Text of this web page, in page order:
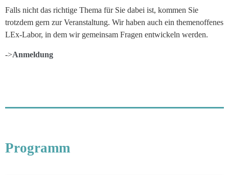
Falls nicht das richtige Thema für Sie dabei ist, kommen Sie
trotzdem gern zur Veranstaltung. Wir haben auch ein themenoffenes
LEx-Labor, in dem wir gemeinsam Fragen entwickeln werden.
->Anmeldung
Programm